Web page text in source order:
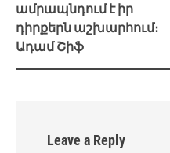
ամրապնդում է իր
դիրքերն աշխարհում։
Ադամ Շիֆ
Leave a Reply